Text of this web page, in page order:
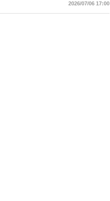
2026/07/06 17:00